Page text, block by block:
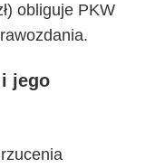
obliguje PKW
jego